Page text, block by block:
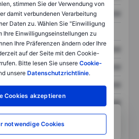
stimmen Sie der Verwendung von
damit verbundenen Verarbeitung
Daten zu. Wählen Sie "Einwilligung
Ihre Einwilligungseinstellungen zu
Ihre Präferenzen ändern oder Ihre
auf der Seite mit den Cookie-
Bitte lesen Sie unsereCookie-
unsere Datenschutzrichtlinie.
Cookies akzeptieren
notwendige Cookies
XXXXXXX XXXXXXX
XXXXXXX XXXXXXX
XXXXXXX XXXXXXX
XXXXXXX XXXXXXX
XXXXXXX
Zugriff auf mehr Diagramm-
zu erhalten.